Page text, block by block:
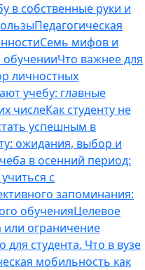
в собственные руки и
Педагогическая
Семь мифов и
Что важнее для
личностных
учебу: главные
числеКак студенту не
успешным в
ожидания, выбор и
в осенний период:
с
запоминания:
обученияЦелевое
или ограничение
для студента. Что в вузе
мобильность как